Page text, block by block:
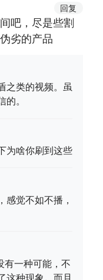
回复
吧，尽是些割
劣的产品
之类的视频。虽
。
为啥你刷到这些
感觉不如不播，
有一种可能，不
这种现象。而且